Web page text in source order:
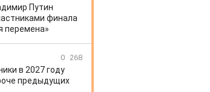
Путин
финала
перемена»
0 268
в 2027 году
предыдущих